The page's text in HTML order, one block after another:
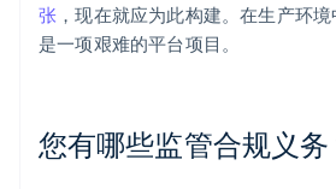
张 ，现在就应为此构建。在生产环
是一项艰难的平台项目。
您有哪些监管合规义务